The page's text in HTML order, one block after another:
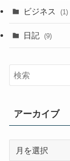
ビジネス (1)
日記 (9)
アーカイブ